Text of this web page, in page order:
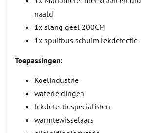
naald
1x slang geel 200CM
1x spuitbus schuim lekdetectie
Toepassingen:
Koelindustrie
waterleidingen
lekdetectiespecialisten
warmtewisselaars